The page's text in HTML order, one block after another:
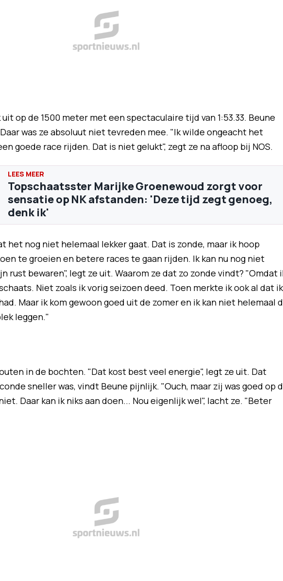
op de 1500 meter met een spectaculaire tijd van 1:53.33. Beune
was ze absoluut niet tevreden mee. "Ik wilde ongeacht het
goede race rijden. Dat is niet gelukt", zegt ze na afloop bij NOS.
Topschaatsster Marijke Groenewoud zorgt voor
sensatie op NK afstanden: 'Deze tijd zegt genoeg,
denk ik'
het nog niet helemaal lekker gaat. Dat is zonde, maar ik hoop
te groeien en betere races te gaan rijden. Ik kan nu nog niet
rust bewaren", legt ze uit. Waarom ze dat zo zonde vindt? "Omdat
Niet zoals ik vorig seizoen deed. Toen merkte ik ook al dat ik
Maar ik kom gewoon goed uit de zomer en ik kan niet helemaal
leggen."
in de bochten. "Dat kost best veel energie", legt ze uit. Dat
sneller was, vindt Beune pijnlijk. "Ouch, maar zij was goed op
Daar kan ik niks aan doen... Nou eigenlijk wel", lacht ze. "Beter